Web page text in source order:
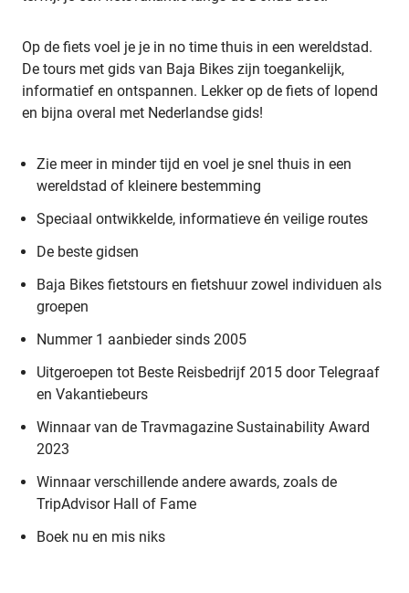
Op de fiets voel je je in no time thuis in een wereldstad.
De tours met gids van Baja Bikes zijn toegankelijk,
informatief en ontspannen. Lekker op de fiets of lopend
en bijna overal met Nederlandse gids!
Zie meer in minder tijd en voel je snel thuis in een
wereldstad of kleinere bestemming
Speciaal ontwikkelde, informatieve én veilige routes
De beste gidsen
Baja Bikes fietstours en fietshuur zowel individuen als
groepen
Nummer 1 aanbieder sinds 2005
Uitgeroepen tot Beste Reisbedrijf 2015 door Telegraaf
en Vakantiebeurs
Winnaar van de Travmagazine Sustainability Award
2023
Winnaar verschillende andere awards, zoals de
TripAdvisor Hall of Fame
Boek nu en mis niks